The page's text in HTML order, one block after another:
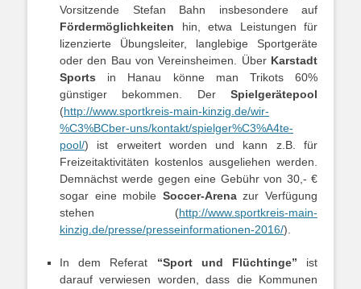
Vorsitzende Stefan Bahn insbesondere auf
Fördermöglichkeiten hin, etwa Leistungen für
lizenzierte Übungsleiter, langlebige Sportgeräte
oder den Bau von Vereinsheimen. Über Karstadt
Sports in Hanau könne man Trikots 60%
günstiger bekommen. Der Spielgerätepool
(http://www.sportkreis-main-kinzig.de/wir-
%C3%BCber-uns/kontakt/spielger%C3%A4te-
pool/) ist erweitert worden und kann z.B. für
Freizeitaktivitäten kostenlos ausgeliehen werden.
Demnächst werde gegen eine Gebühr von 30,- €
sogar eine mobile Soccer-Arenazur Verfügung
stehen (http://www.sportkreis-main-
kinzig.de/presse/presseinformationen-2016/).
In dem Referat “Sport und Flüchtinge” ist
darauf verwiesen worden, dass die Kommunen